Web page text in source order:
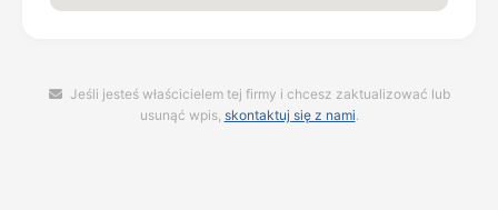
Jeśli jesteś właścicielem tej firmy i chcesz zaktualizować lub
usunąć wpis, skontaktuj się z nami.